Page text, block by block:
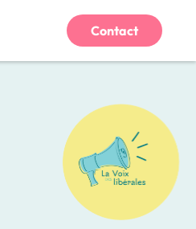
Contact